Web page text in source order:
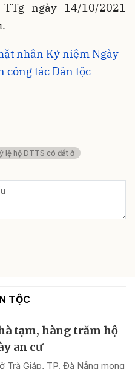
ngày 14/10/2021
nhân Kỷ niệm Ngày
công tác Dân tộc
lệ hộ DTTS có đất ở
TỘC
tạm, hàng trăm hộ
an cư
Trà Giáp, TP. Đà Nẵng mong